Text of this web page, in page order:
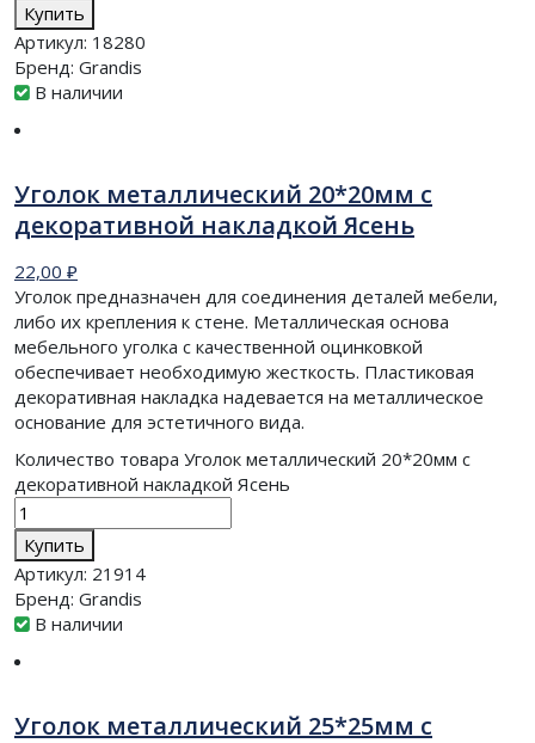
Купить
Артикул: 18280
Бренд: Grandis
В наличии
Уголок металлический 20*20мм с
декоративной накладкой Ясень
22,00 ₽
Уголок предназначен для соединения деталей мебели,
либо их крепления к стене. Металлическая основа
мебельного уголка с качественной оцинковкой
обеспечивает необходимую жесткость. Пластиковая
декоративная накладка надевается на металлическое
основание для эстетичного вида.
Количество товара Уголок металлический 20*20мм с
декоративной накладкой Ясень
Купить
Артикул: 21914
Бренд: Grandis
В наличии
Уголок металлический 25*25мм с